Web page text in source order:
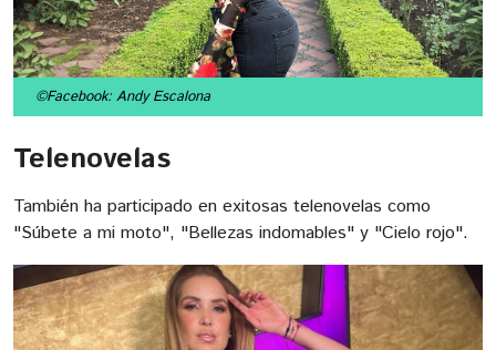
©Facebook: Andy Escalona
Telenovelas
También ha participado en exitosas telenovelas como
"Súbete a mi moto", "Bellezas indomables" y "Cielo rojo".